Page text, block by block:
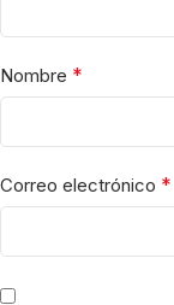
Nombre *
Correo electrónico *